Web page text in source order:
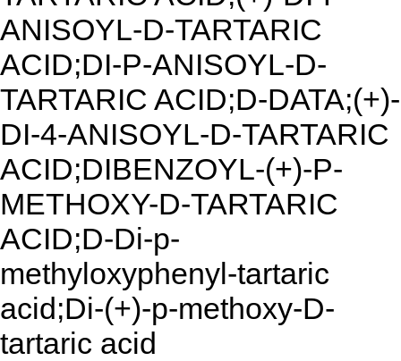
ANISOYL-D-TARTARIC
ACID;DI-P-ANISOYL-D-
TARTARIC ACID;D-DATA;(+)-
DI-4-ANISOYL-D-TARTARIC
ACID;DIBENZOYL-(+)-P-
METHOXY-D-TARTARIC
ACID;D-Di-p-
methyloxyphenyl-tartaric
acid;Di-(+)-p-methoxy-D-
tartaric acid